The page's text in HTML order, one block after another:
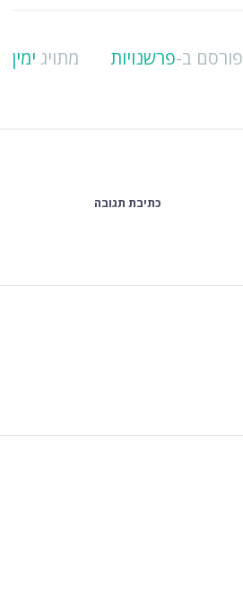
פורסם ב-פרשנויות מתויג ימין
כתיבת תגובה